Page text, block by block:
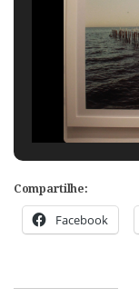
Compartilhe:
Facebook